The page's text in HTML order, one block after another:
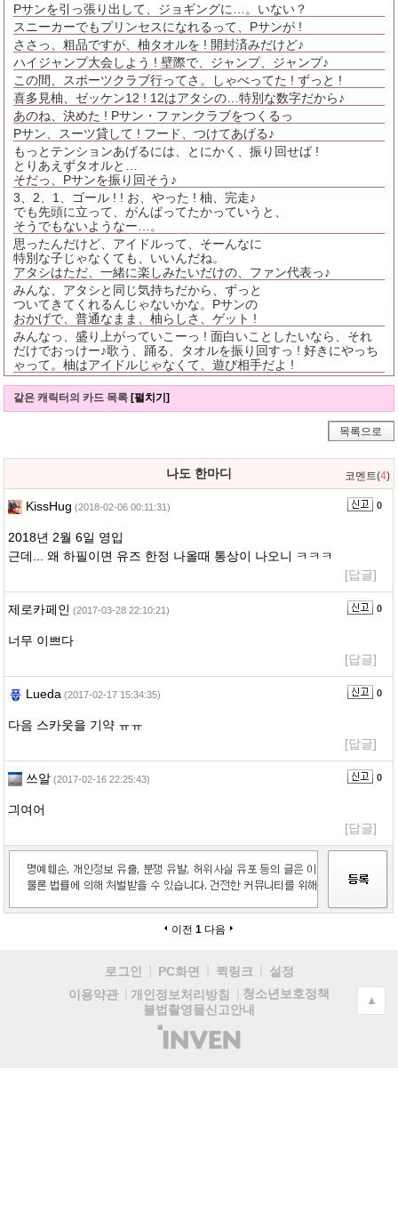
Pサンを引っ張り出して、ジョギングに…。いない？
スニーカーでもプリンセスになれるって、Pサンが !
ささっ、粗品ですが、柚タオルを ! 開封済みだけど♪
ハイジャンプ大会しよう ! 壁際で、ジャンプ、ジャンプ♪
この間、スポーツクラブ行ってさ。しゃべってた ! ずっと !
喜多見柚、ゼッケン12 ! 12はアタシの…特別な数字だから♪
あのね、決めた ! Pサン・ファンクラブをつくるっ
Pサン、スーツ貸して ! フード、つけてあげる♪
もっとテンションあげるには、とにかく、振り回せば !
とりあえずタオルと…
そだっ、Pサンを振り回そう♪
3、2、1、ゴール ! ! お、やった ! 柚、完走♪
でも先頭に立って、がんばってたかっていうと、
そうでもないようなー…。
思ったんだけど、アイドルって、そーんなに
特別な子じゃなくても、いいんだね。
アタシはただ、一緒に楽しみたいだけの、ファン代表っ♪
みんな、アタシと同じ気持ちだから、ずっと
ついてきてくれるんじゃないかな。Pサンの
おかげで、普通なまま、柚らしさ、ゲット !
みんなっ、盛り上がっていこーっ ! 面白いことしたいなら、それ
だけでおっけー♪歌う、踊る、タオルを振り回すっ ! 好きにやっち
ゃって。柚はアイドルじゃなくて、遊び相手だよ !
같은 캐릭터의 카드 목록 [펼치기]
목록으로
나도 한마디 코멘트(4)
KissHug (2018-02-06 00:11:31) 0
2018년 2월 6일 영입
근데... 왜 하필이면 유즈 한정 나올때 통상이 나오니 ㅋㅋㅋ
[답글]
제로카페인 (2017-03-28 22:10:21) 0
너무 이쁘다
[답글]
Lueda (2017-02-17 15:34:35) 0
다음 스카웃을 기약 ㅠㅠ
[답글]
쓰알 (2017-02-16 22:25:43) 0
긔여어
[답글]
이전 1 다음
로그인 PC화면 퀵링크
설정
이용약관
개인정보처리방침
청소년보호정책
불법촬영물신고안내
(주)
인
▲